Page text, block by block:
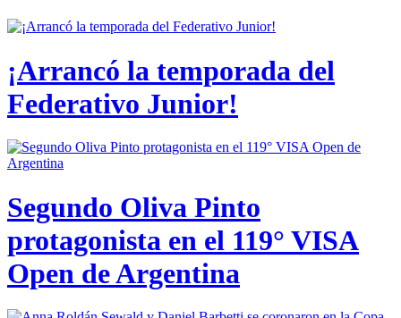
¡Arrancó la temporada del
Federativo Junior!
Segundo Oliva Pinto
protagonista en el 119° VISA
Open de Argentina